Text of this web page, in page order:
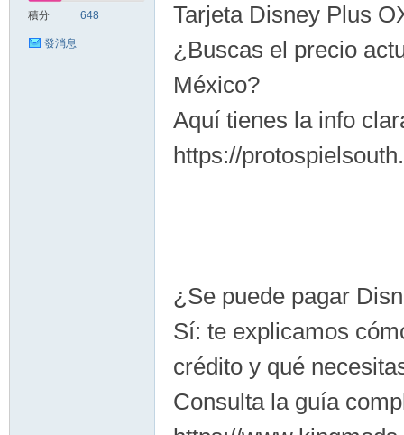
積分 648
發消息
Tarjeta Disney Plus
¿Buscas el precio
México?
Aquí tienes la info
https://
¿Se puede pagar
Sí: te explicamos
crédito y qué
Consulta la guía